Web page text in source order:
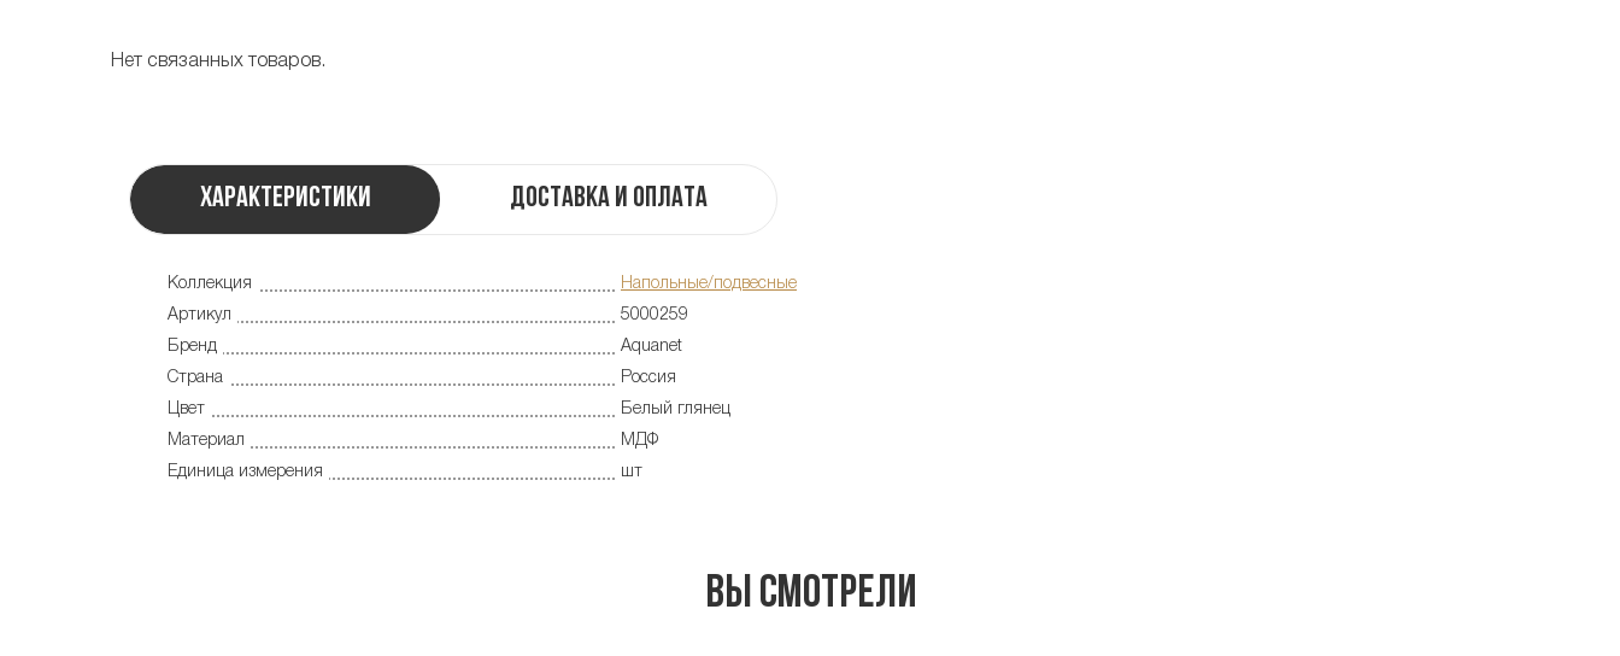
Нет связанных товаров.
Характеристики Доставка и оплата
Коллекция
Напольные/подвесные
Артикул
5000259
Бренд
Aquanet
Страна
Россия
Цвет
Белый глянец
Материал
МДФ
Единица измерения
шт
Вы смотрели